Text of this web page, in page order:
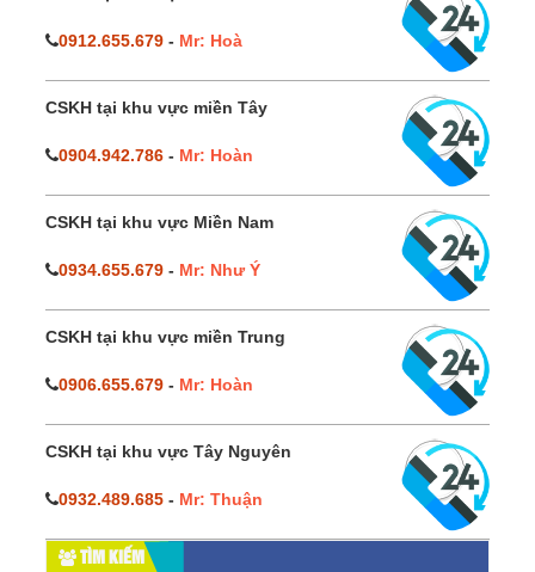
0912.655.679 - Mr: Hoà
CSKH tại khu vực miền Tây
0904.942.786 - Mr: Hoàn
CSKH tại khu vực Miền Nam
0934.655.679 - Mr: Như Ý
CSKH tại khu vực miền Trung
0906.655.679 - Mr: Hoàn
CSKH tại khu vực Tây Nguyên
0932.489.685 - Mr: Thuận
TÌM KIẾM